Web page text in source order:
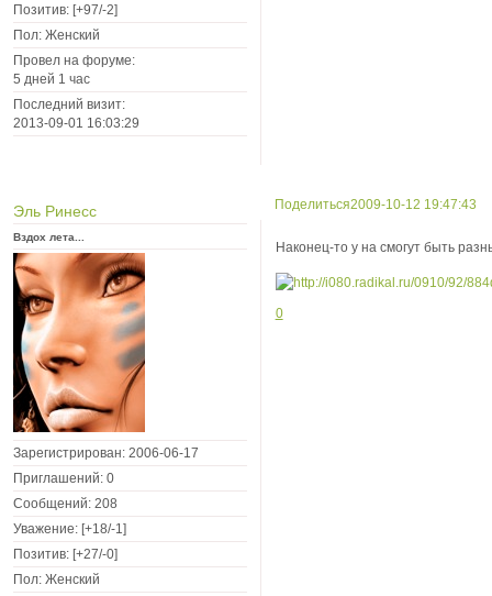
Позитив: [+97/-2]
Пол: Женский
Провел на форуме:
5 дней 1 час
Последний визит:
2013-09-01 16:03:29
Поделиться2009-10-12 19:47:43
Эль Ринесс
Вздох лета...
Зарегистрирован: 2006-06-17
Приглашений: 0
Сообщений: 208
Уважение: [+18/-1]
Позитив: [+27/-0]
Пол: Женский
Наконец-то у на смогут быть
0